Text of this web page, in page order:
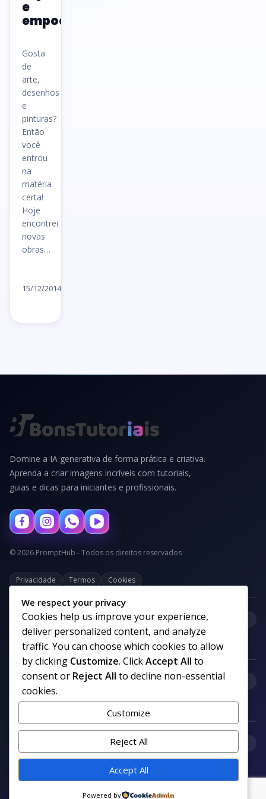
e
empoeirados
Gosta
de
arte,
desenhos
e
pinturas?
Então
você
entrou
na
matéria
certa!
Hoje
encontrei
novas
obras…
15/12/2014
Domine a IA generativa de forma prática e criativa.
Aprenda a criar imagens incríveis com tutoriais,
guias e dicas para iniciantes e profissionais.
© 2026 PromptHub - Todos os direitos reservados
Privacidade Termos Cookies
Categorias
Links uteis
Siga nosso canal no WhatsApp
We respect your privacy
Cookies help us improve your experience,
deliver personalized content, and analyze
traffic. You can choose which cookies to allow
by clicking Customize. ClickAccept All to
consent or Reject All to decline non-essential
cookies.
Customize
Reject All
Accept All
Powered by